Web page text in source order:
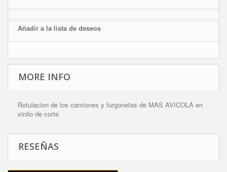
Añadir a la lista de deseos
MORE INFO
Rotulacion de los camiones y furgonetas de MAS AVICOLA en
vinilo de corte
RESEÑAS